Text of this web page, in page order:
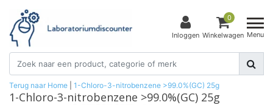
Inloggen
0
Winkelwagen Menu
Terug naar Home 1-Chloro-3-nitrobenzene >99.0%(GC) 25g
1-Chloro-3-nitrobenzene >99.0%(GC) 25g